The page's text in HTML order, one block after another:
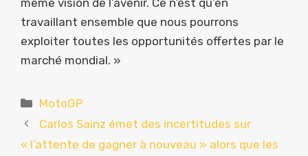
même vision de l’avenir. Ce n’est qu’en
travaillant ensemble que nous pourrons
exploiter toutes les opportunités offertes par le
marché mondial. »
Catégories
MotoGP
Carlos Sainz émet des incertitudes sur
« l’attente de gagner à nouveau » alors que les